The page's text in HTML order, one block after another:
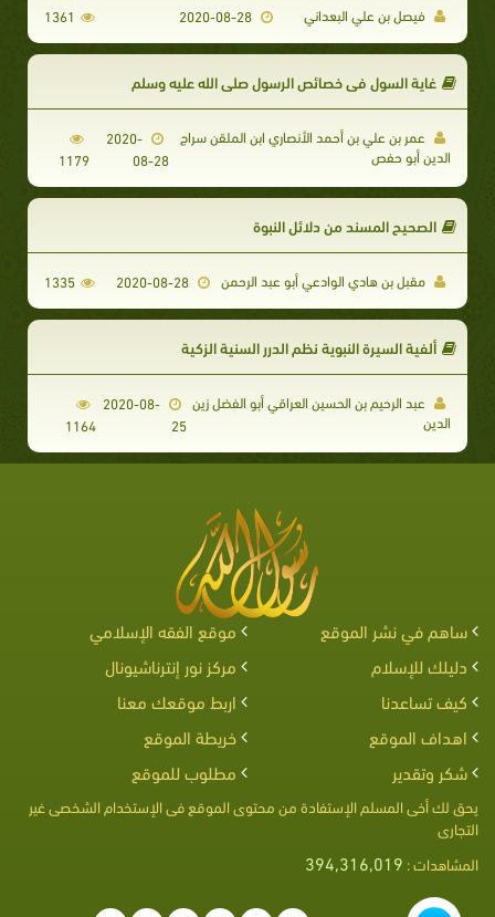
فيصل بن علي البعداني 2020-08-28
1361
غاية السول في خصائص الرسول صلى الله عليه وسلم
عمر بن علي بن أحمد الأنصاري ابن الملقن سراج
الدين أبو حفص
2020-
08-28
1179
الصحيح المسند من دلائل النبوة
مقبل بن هادي الوادعي أبو عبد الرحمن 1335
ألفية السيرة النبوية نظم الدرر السنية الزكية
عبد الرحيم بن الحسين العراقي أبو الفضل زين
الدين
2020-08-
25
1164
ساهم في نشر الموقع
موقع الفقه الإسلامي
دليلك للإسلام
مركز نور إنترناشيونال
كيف تساعدنا
اربط موقعك معنا
اهداف الموقع
خريطة الموقع
شكر وتقدير
مطلوب للموقع
يحق لك أخى المسلم الإستفادة من محتوى الموقع فى الإستخدام الشخصى غير
التجارى
المشاهدات : 394,316,019